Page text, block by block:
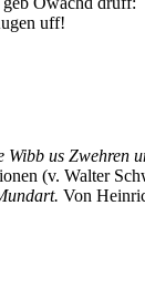
uff!
us Zwehren
(v. Walter
Von